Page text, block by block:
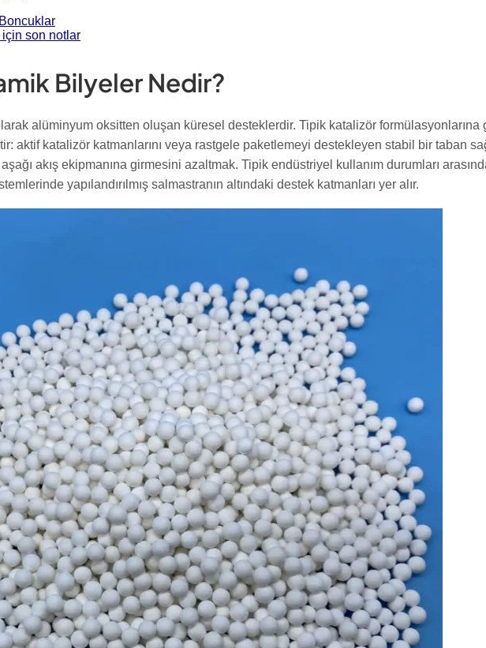
için son notlar
Bilyeler Nedir?
alüminyum oksitten oluşan küresel desteklerdir. Tipik katalizör
aktif katalizör katmanlarını veya rastgele paketlemeyi destekleyen stabil bir taban
akış ekipmanına girmesini azaltmak. Tipik endüstriyel kullanım durumları
yapılandırılmış salmastranın altındaki destek katmanları yer alır.